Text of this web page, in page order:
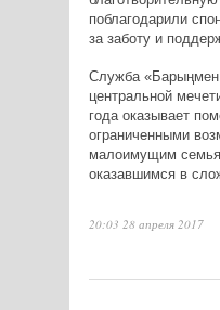
поблагодарили
за заботу и
Служба «Барыңмен
центральной
года оказывает
ограниченными
малоимущим
оказавшимся в
20:03 28 апреля 2017